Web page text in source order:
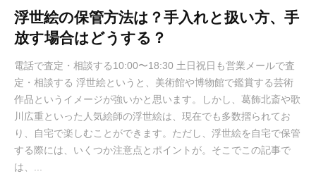
浮世絵の保管方法は？手入れと扱い方、手
放す場合はどうする？
電話で査定・相談する10:00〜18:30 土日祝日も営業メールで査
定・相談する 浮世絵というと、美術館や博物館で鑑賞する芸術
作品というイメージが強いかと思います。しかし、葛飾北斎や歌
川広重といった人気絵師の浮世絵は、現在でも多数摺られてお
り、自宅で楽しむことができます。ただし、浮世絵を自宅で保管
する際には、いくつか注意点とポイントが。そこでこの記事で
は、...